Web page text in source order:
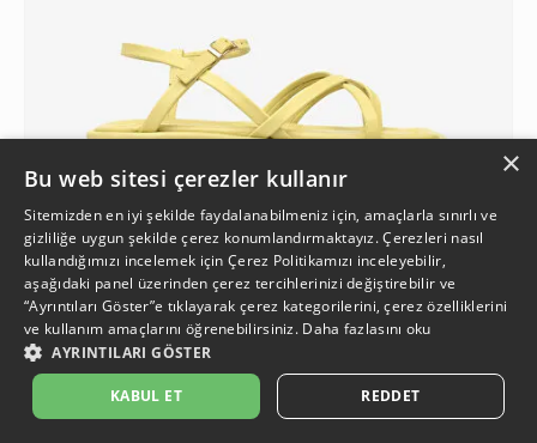
Kadın Neon Yeşili Hakiki Deri Sandalet
1.499 TL
999 TL
İkinci Ürüne %50 İndirim
499,50 TL
×
Bu web sitesi çerezler kullanır
Sitemizden en iyi şekilde faydalanabilmeniz için, amaçlarla sınırlı ve
gizliliğe uygun şekilde çerez konumlandırmaktayız. Çerezleri nasıl
kullandığımızı incelemek içinÇerez Politikamızı inceleyebilir,
aşağıdaki panel üzerinden çerez tercihlerinizi değiştirebilir ve
“Ayrıntıları Göster”e tıklayarak çerez kategorilerini, çerez özelliklerini
ve kullanım amaçlarını öğrenebilirsiniz. Daha fazlasını oku
AYRINTILARI GÖSTER
KABUL ET REDDET